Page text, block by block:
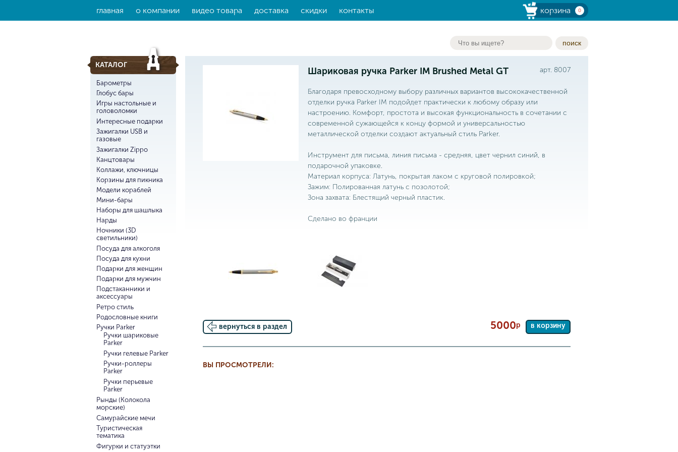
главная о компании видео товара доставка скидки контакты корзина 0
поиск
КАТАЛОГ
Барометры
Глобус бары
Игры настольные и
головоломки
Интересные подарки
Зажигалки USB и
газовые
Зажигалки Zippo
Канцтовары
Коллажи, ключницы
Корзины для пикника
Модели кораблей
Мини-бары
Наборы для шашлыка
Нарды
Ночники (3D
светильники)
Посуда для алкоголя
Посуда для кухни
Подарки для женщин
Подарки для мужчин
Подстаканники и
аксессуары
Ретро стиль
Родословные книги
Ручки Parker
Ручки шариковые
Parker
Ручки гелевые Parker
Ручки-роллеры
Parker
Ручки перьевые
Parker
Рынды (Колокола
морские)
Самурайские мечи
Туристическая
тематика
Фигурки и статуэтки
Шариковая ручка Parker IM Brushed Metal GT арт. 8007
Благодаря превосходному выбору различных вариантов высококачественной
отделки ручка Parker IM подойдет практически к любому образу или
настроению. Комфорт, простота и высокая функциональность в сочетании с
современной сужающейся к концу формой и универсальностью
металлической отделки создают актуальный стиль Parker.
Инструмент для письма, линия письма - средняя, цвет чернил синий, в
подарочной упаковке.
Материал корпуса: Латунь, покрытая лаком с круговой полировкой;
Зажим: Полированная латунь с позолотой;
Зона захвата: Блестящий черный пластик.
Сделано во франции
вернуться в раздел 5000р в корзину
ВЫ ПРОСМОТРЕЛИ: